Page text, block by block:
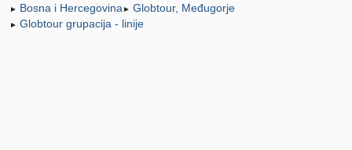
► Bosna i Hercegovina ► Globtour, Međugorje
► Globtour grupacija - linije